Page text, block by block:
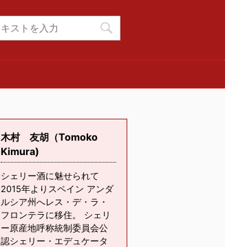
木村 友胡（Tomoko
Kimura)
シェリー酒に魅せられて
2015年よりスペイン アンダ
ルシア州へレス・デ・ラ・
フロンテラに移住。 シェリ
ー原産地呼称統制委員会公
認シェリー・エデュケータ